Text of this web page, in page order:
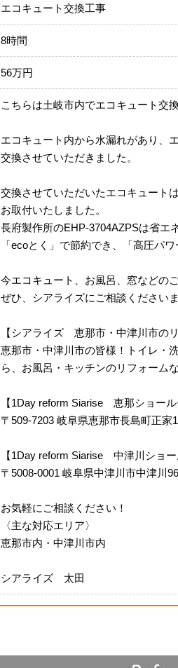
エコキュート交換工事
8時間
56万円
こちらは土岐市内でエコキュート交
エコキュート内から水漏れがあり、
交換させていただきました。
交換させていただいたエコキュート
お取付いたしました。
長府製作所のEHP-3704AZPSは省エ
「ecoとく」で節約でき、「高圧パ
今エコキュート、お風呂、窓などの
ぜひ、シアライズにご相談くださいま
【シアライズ 恵那市・中津川市の
恵那市・中津川市の皆様！トイレ・
ら、お風呂・キッチンのリフォーム
【1Day reform Siarise 恵那ショール
〒509-7203 岐阜県恵那市長島町正家
【1Day reform Siarise 中津川ショー
〒5008-0001 岐阜県中津川市中津川
お気軽にご相談ください！
〈主な対応エリア〉
恵那市内・中津川市内
シアライズ 太田